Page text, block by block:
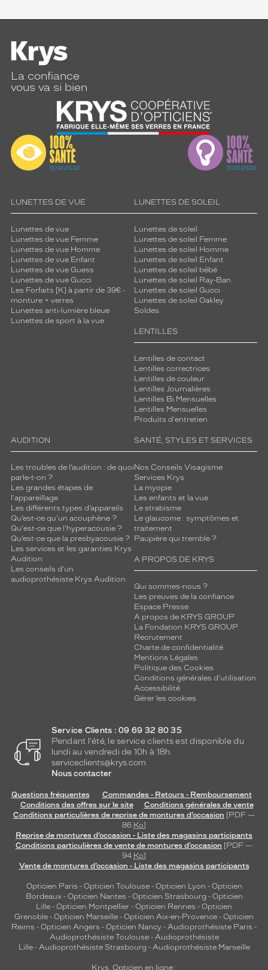
La confiance
vous va si bien
LUNETTES DE VUE
Lunettes de vue
Lunettes de vue Femme
Lunettes de vue Homme
Lunettes de vue Enfant
Lunettes de vue Guess
Lunettes de vue Gucci
Les Forfaits [K] à partir de 39€ -
monture + verres
Lunettes anti-lumière bleue
Lunettes de sport à la vue
LUNETTES DE SOLEIL
Lunettes de soleil
Lunettes de soleil Femme
Lunettes de soleil Homme
Lunettes de soleil Enfant
Lunettes de soleil bébé
Lunettes de soleil Ray-Ban
Lunettes de soleil Gucci
Lunettes de soleil Oakley
Soldes
LENTILLES
Lentilles de contact
Lentilles correctrices
Lentilles de couleur
Lentilles Journalières
Lentilles Bi Mensuelles
Lentilles Mensuelles
Produits d'entretien
AUDITION
Les troubles de l’audition : de quoi
parle-t-on ?
Les grandes étapes de
l'appareillage
Les différents types d’appareils
Qu’est-ce qu'un acouphène ?
Qu'est-ce que l'hyperacousie ?
Qu’est-ce que la presbyacousie ?
Les services et les garanties Krys
Audition
Les conseils d'un
audioprothésiste Krys Audition
SANTÉ, STYLES ET SERVICES
Nos Conseils Visagisme
Services Krys
La myopie
Les enfants et la vue
Le strabisme
Le glaucome : symptômes et
traitement
Paupière qui tremble ?
A PROPOS DE KRYS
Qui sommes-nous ?
Les preuves de la confiance
Espace Presse
A propos de KRYS GROUP
La Fondation KRYS GROUP
Recrutement
Charte de confidentialité
Mentions Légales
Politique des Cookies
Conditions générales d'utilisation
Accessibilité
Gérer les cookies
Service Clients : 09 69 32 80 35
Pendant l'été, le service clients est disponible du
lundi au vendredi de 10h à 18h.
serviceclients@krys.com
Nous contacter
Questions fréquentes
Commandes - Retours - Remboursement
Conditions des offres sur le site
Conditions générales de vente
Conditions particulières de reprise de montures d’occasion [PDF —
86 Ko]
Reprise de montures d’occasion - Liste des magasins participants
Conditions particulières de vente de montures d’occasion [PDF —
94 Ko]
Vente de montures d’occasion - Liste des magasins participants
Opticien Paris - Opticien Toulouse- Opticien Lyon - Opticien
Bordeaux- Opticien Nantes - Opticien Strasbourg - Opticien
Lille - Opticien Montpellier - Opticien Rennes - Opticien
Grenoble - Opticien Marseille - Opticien Aix-en-Provence - Opticien
Reims - Opticien Angers - Opticien Nancy - Audioprothésiste Paris -
Audioprothésiste Toulouse- Audioprothésiste
Lille- Audioprothésiste Strasbourg - Audioprothésiste Marseille
Krys, Opticien en ligne :